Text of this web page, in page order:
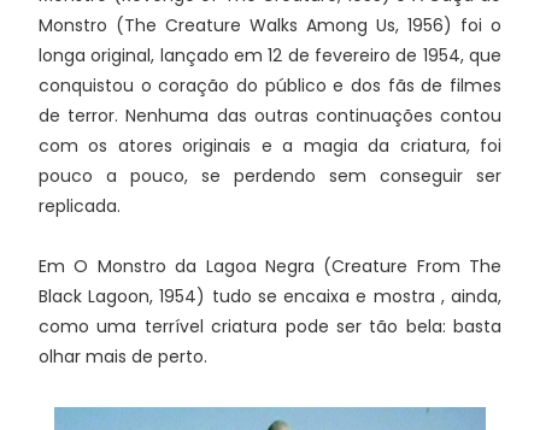
Monstro (The Creature Walks Among Us, 1956) foi o
longa original, lançado em 12 de fevereiro de 1954, que
conquistou o coração do público e dos fãs de filmes
de terror. Nenhuma das outras continuações contou
com os atores originais e a magia da criatura, foi
pouco a pouco, se perdendo sem conseguir ser
replicada.
Em O Monstro da Lagoa Negra (Creature From The
Black Lagoon, 1954) tudo se encaixa e mostra , ainda,
como uma terrível criatura pode ser tão bela: basta
olhar mais de perto.